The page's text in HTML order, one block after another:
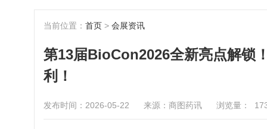
当前位置： 首页 > 会展资讯
第13届BioCon2026全新亮点解锁
利！
发布时间：2026-05-22 来源：商图药讯 浏览量：